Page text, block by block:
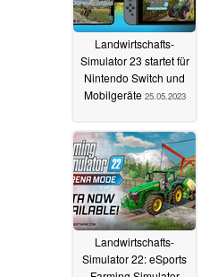
Landwirtschafts-
Simulator 23 startet für
Nintendo Switch und
Mobilgeräte 25.05.2023
Landwirtschafts-
Simulator 22: eSports